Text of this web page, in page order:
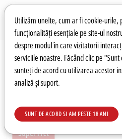
Preferințe pentru
Utilizăm unelte, cum ar fi cookie-urile,
funcționalități esențiale pe site-ul
despre modul în care vizitatorii
serviciile noastre. Făcând clic pe
sunteți de acord cu utilizarea acestor
analiză și suport.
SUNT DE ACORD SI AM PESTE 18 ANI
Wishlist
Super Pret